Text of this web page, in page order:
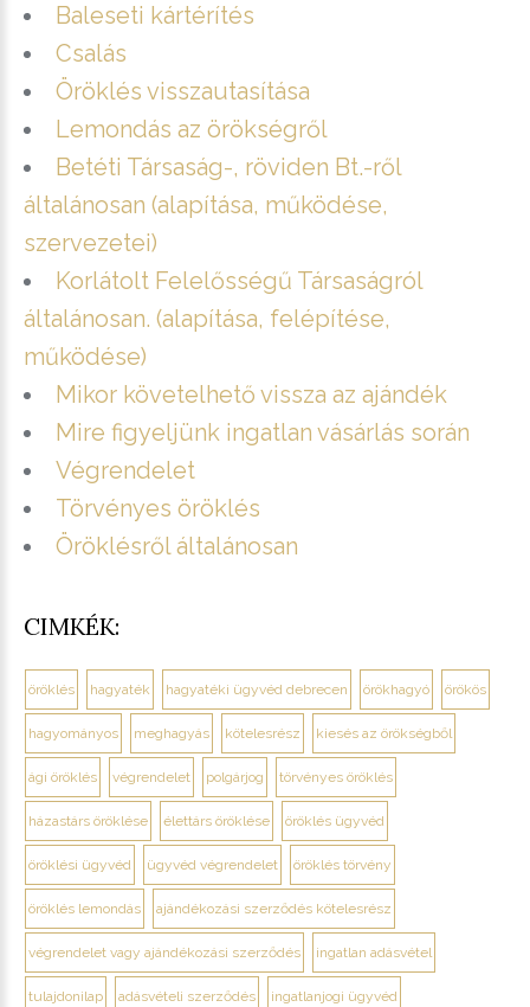
Baleseti kártérítés
Csalás
Öröklés visszautasítása
Lemondás az örökségről
Betéti Társaság-, röviden Bt.-ről
általánosan (alapítása, működése,
szervezetei)
Korlátolt Felelősségű Társaságról
általánosan. (alapítása, felépítése,
működése)
Mikor követelhető vissza az ajándék
Mire figyeljünk ingatlan vásárlás során
Végrendelet
Törvényes öröklés
Öröklésről általánosan
CIMKÉK:
öröklés hagyaték hagyatéki ügyvéd debrecen örökhagyó örökös
hagyományos meghagyás kötelesrész kiesés az örökségből
ági öröklés végrendelet polgárjog törvényes öröklés
házastárs öröklése élettárs öröklése öröklés ügyvéd
öröklési ügyvéd ügyvéd végrendelet öröklés törvény
öröklés lemondás ajándékozási szerződés kötelesrész
végrendelet vagy ajándékozási szerződés ingatlan adásvétel
tulajdonilap adásvételi szerződés ingatlanjogi ügyvéd